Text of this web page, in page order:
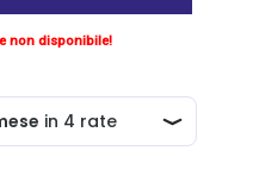
non disponibile!